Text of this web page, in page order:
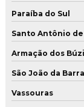
Pintura industrial de
Pintura de piso
Pintura de piso
Pintura de piso
Pintura de piso de
Paraíba do Sul
Santo Antônio de
Armação dos
São João da Barra
Vassouras